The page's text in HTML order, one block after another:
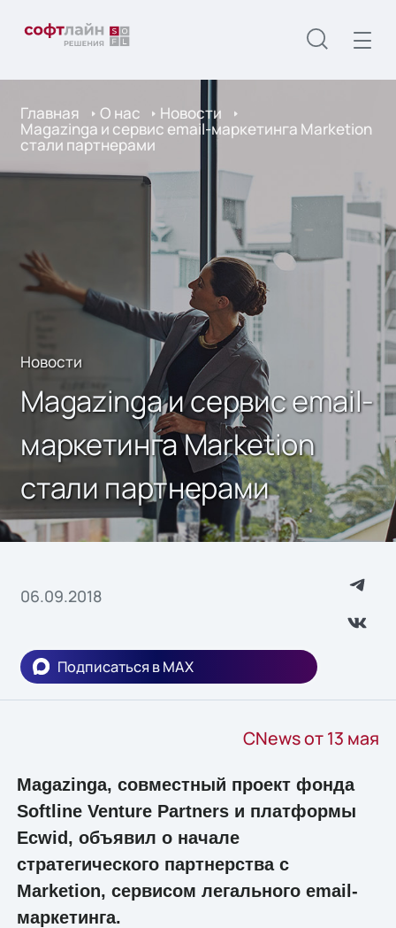
Главная О нас Новости
Magazinga и сервис email-маркетинга Marketion
стали партнерами
Новости
Magazinga и сервис email-
маркетинга Marketion
стали партнерами
06.09.2018
Подписаться в MAX
CNews от 13 мая
Magazinga, совместный проект фонда
Softline Venture Partners и платформы
Ecwid, объявил о начале
стратегического партнерства с
Marketion, сервисом легального email-
маркетинга.